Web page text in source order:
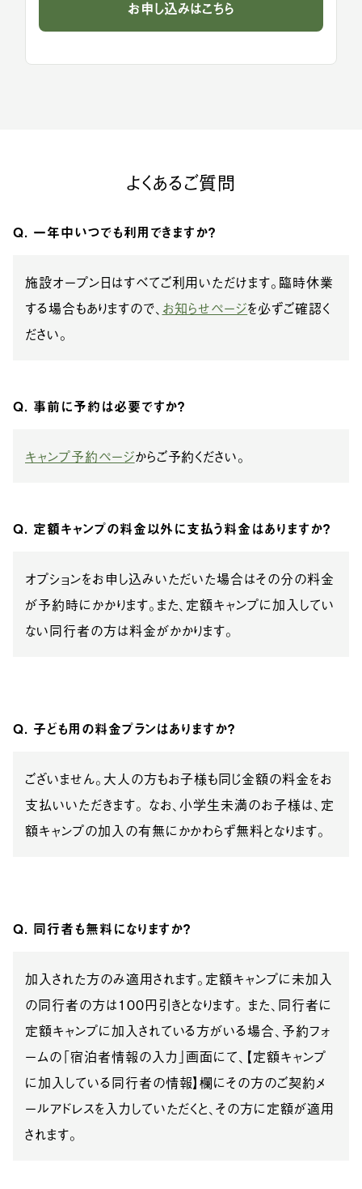
お申し込みはこちら
よくあるご質問
Q. 一年中いつでも利用できますか？
施設オープン日はすべてご利用いただけます。臨時休業
する場合もありますので、 お知らせページを必ずご確認く
ださい。
Q. 事前に予約は必要ですか？
キャンプ予約ページからご予約ください。
Q. 定額キャンプの料金以外に支払う料金はありますか？
オプションをお申し込みいただいた場合はその分の料金
が予約時にかかります。また、定額キャンプに加入してい
ない同行者の方は料金がかかります。
Q. 子ども用の料金プランはありますか？
ございません。大人の方もお子様も同じ金額の料金をお
支払いいただきます。 なお、小学生未満のお子様は、定
額キャンプの加入の有無にかかわらず無料となります。
Q. 同行者も無料になりますか？
加入された方のみ適用されます。定額キャンプに未加入
の同行者の方は100円引きとなります。 また、同行者に
定額キャンプに加入されている方がいる場合、予約フォ
ームの「宿泊者情報の入力」画面にて、【定額キャンプ
に加入している同行者の情報】欄にその方のご契約メ
ールアドレスを入力していただくと、その方に定額が適用
されます。